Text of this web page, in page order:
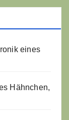
eines
Hähnchen,